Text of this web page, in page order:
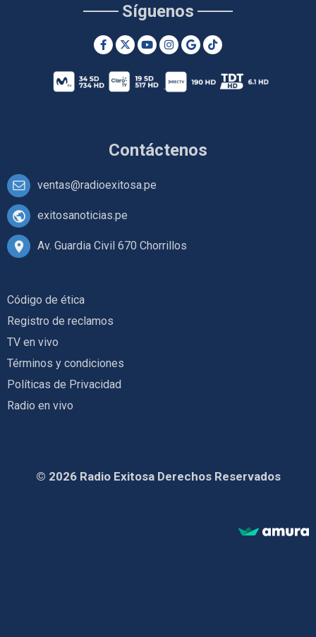
Contáctenos
ventas@radioexitosa.pe
exitosanoticias.pe
Av. Guardia Civil 670 Chorrillos
Síguenos
Código de ética
Registro de reclamos
TV en vivo
Términos y condiciones
Políticas de Privacidad
Radio en vivo
© 2026 Radio Exitosa Derechos Reservados